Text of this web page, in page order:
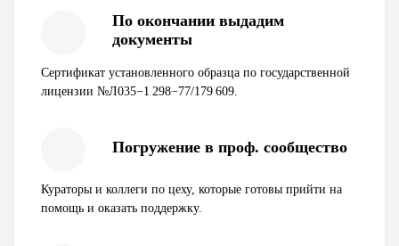
По окончании выдадим
документы
Сертификат установленного образца по государственной
лицензии №Л035−1 298−77/179 609.
Погружение в проф. сообщество
Кураторы и коллеги по цеху, которые готовы прийти на
помощь и оказать поддержку.